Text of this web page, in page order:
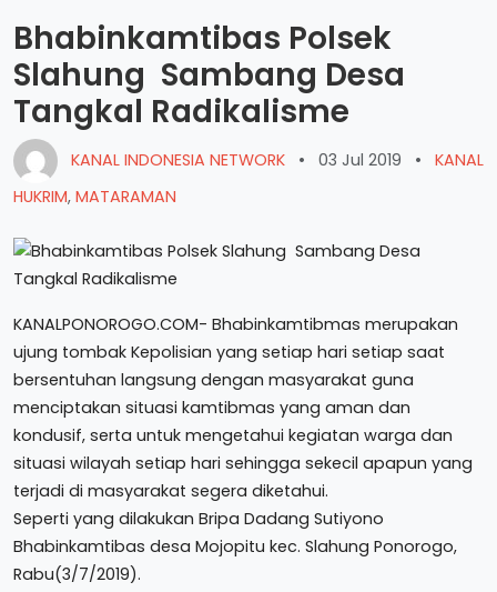
Bhabinkamtibas Polsek
Slahung Sambang Desa
Tangkal Radikalisme
KANAL INDONESIA NETWORK • 03 Jul 2019 •
KANAL
HUKRIM, MATARAMAN
KANALPONOROGO.COM- Bhabinkamtibmas merupakan
ujung tombak Kepolisian yang setiap hari setiap saat
bersentuhan langsung dengan masyarakat guna
menciptakan situasi kamtibmas yang aman dan
kondusif, serta untuk mengetahui kegiatan warga dan
situasi wilayah setiap hari sehingga sekecil apapun yang
terjadi di masyarakat segera diketahui.
Seperti yang dilakukan Bripa Dadang Sutiyono
Bhabinkamtibas desa Mojopitu kec. Slahung Ponorogo,
Rabu(3/7/2019).